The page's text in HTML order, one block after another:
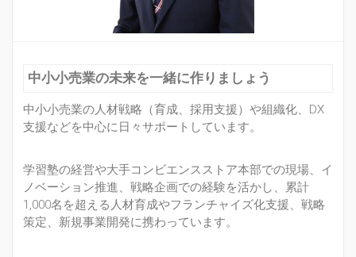
中小小売業の未来を一緒に作りましょう
中小小売業の人材戦略（育成、採用支援）や組織化、DX
支援などを中心に日々サポートしています。
学習塾の経営や大手コンビエンスストア本部での現場、イ
ノベーション推進、戦略企画での経験を活かし、累計
1,000名を超える人材育成やフランチャイズ化支援、戦略
策定、新規事業開発に携わっています。